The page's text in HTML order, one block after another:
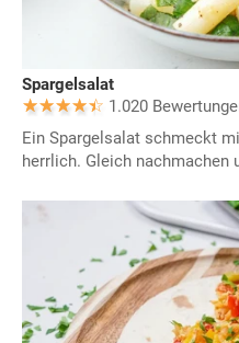
Spargelsalat
1.020
Ein Spargelsalat schmeckt
herrlich. Gleich nachmachen